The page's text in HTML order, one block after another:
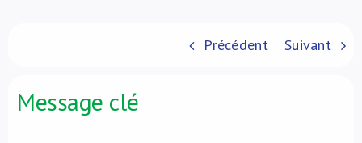
Précédent Suivant
Message clé